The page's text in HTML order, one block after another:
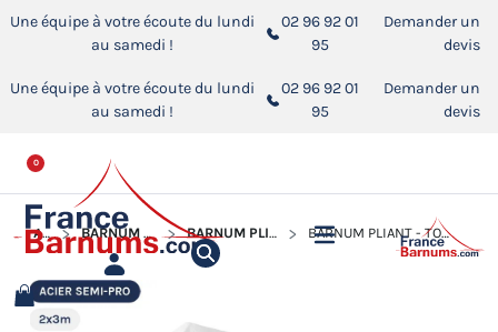
Une équipe à votre écoute du lundi
au samedi !
02 96 92 01
95
Demander un
devis
Une équipe à votre écoute du lundi
au samedi !
02 96 92 01
95
Demander un
devis
0
ACCUEIL BARNUM PLIANT - TONNELLE ACIER SEMI PRO BARNUM PLIANT - TONNELLE ACIER SEMI PRO 2MX3M BARNUM PLIANT - TONNELLE ACIER SEMI PRO 2MX3M BLANC AVEC PACK 4 CÔTÉS ET CASQUETTE AMOVIBLE